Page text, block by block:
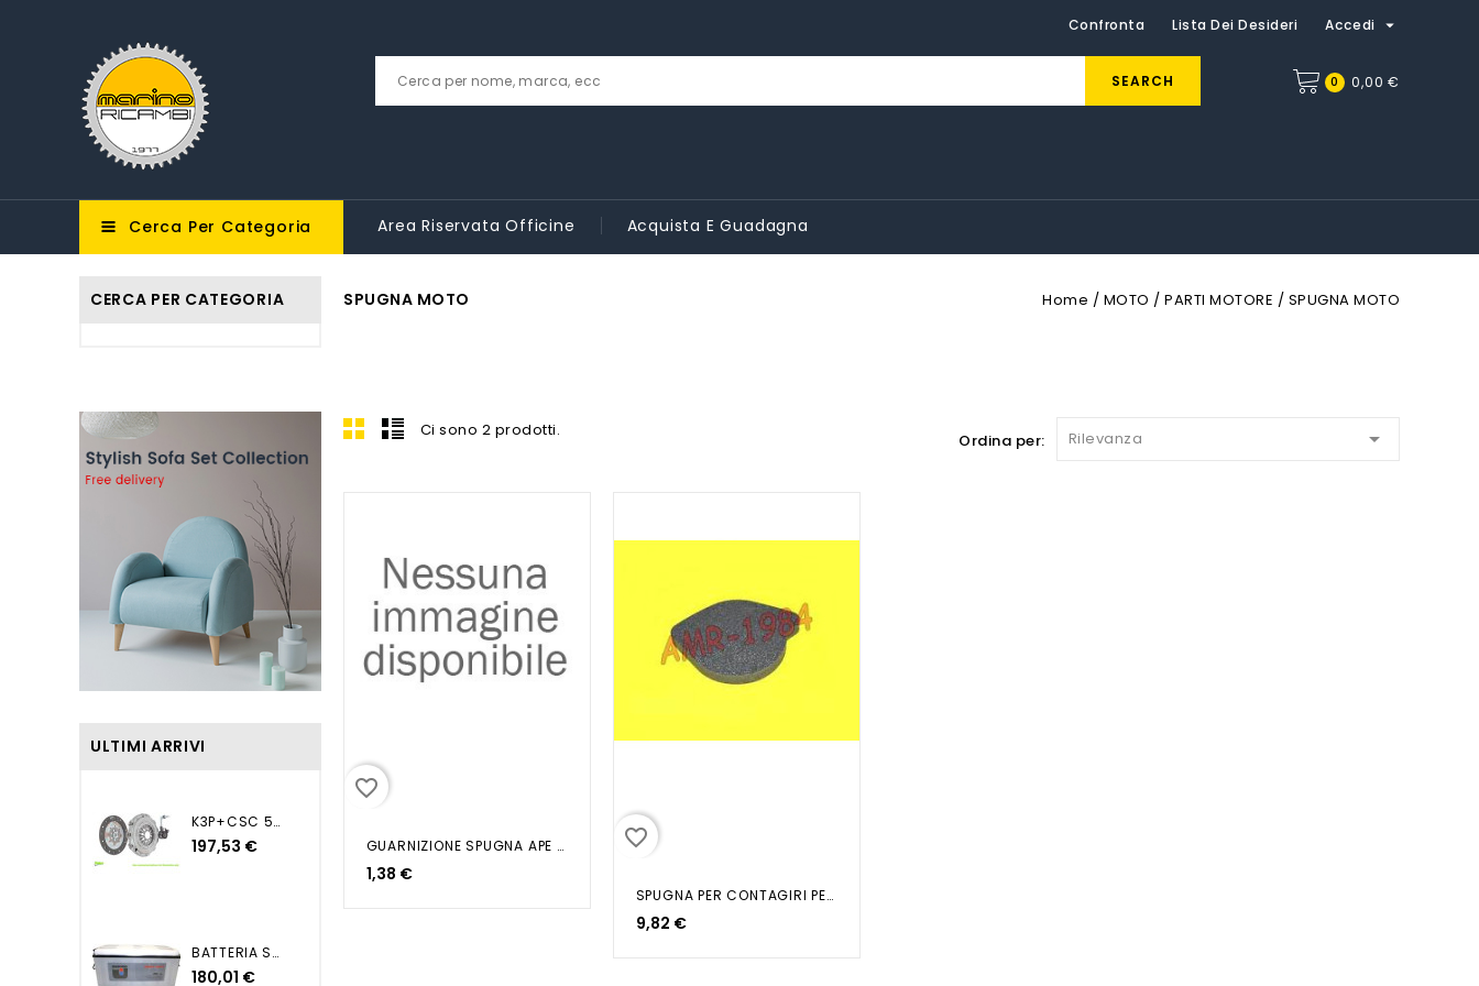
Accedi 
Lista Dei Desideri
Confronta
0 0,00 €
SEARCH
Cerca Per Categoria Area Riservata Officine Acquista E Guadagna
CERCA PER CATEGORIA
ULTIMI ARRIVI
K3P+CSC 500 PUNTO MITO...
197,53 €
BATTERIA SUPER HEAVY DUTY...
180,01 €
SPUGNA MOTO Home MOTO PARTI MOTORE SPUGNA MOTO
Ci sono 2 prodotti.
Ordina per: Rilevanza 
favorite_border
GUARNIZIONE SPUGNA APE POKER
1,38 €
favorite_border
SPUGNA PER CONTAGIRI PEGASO 650
9,82 €